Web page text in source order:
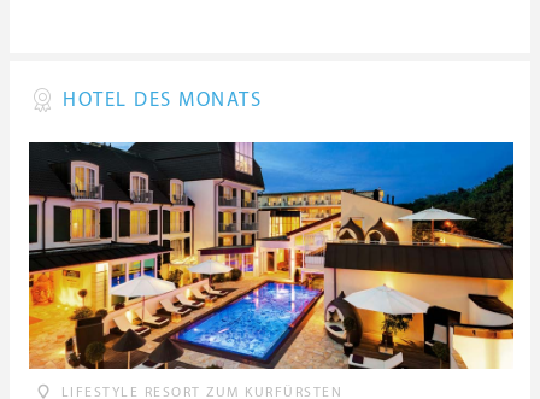
HOTEL DES MONATS
LIFESTYLE RESORT ZUM KURFÜRSTEN